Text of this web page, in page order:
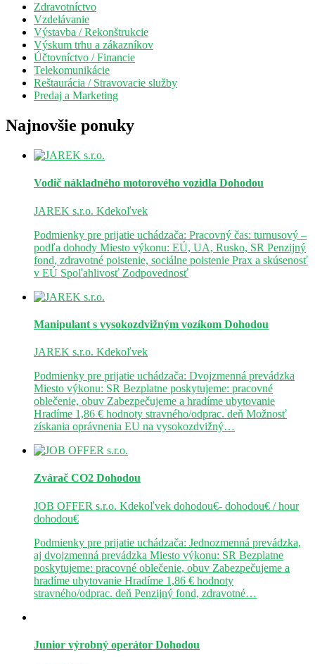
Zdravotníctvo
Vzdelávanie
Výstavba / Rekonštrukcie
Výskum trhu a zákazníkov
Účtovníctvo / Financie
Telekomunikácie
Reštaurácia / Stravovacie služby
Predaj a Marketing
Najnovšie ponuky
Vodič nákladného motorového vozidla Dohodou
JAREK s.r.o. Kdekoľvek
Podmienky pre prijatie uchádzača: Pracovný čas: turnusový –
podľa dohody Miesto výkonu: EÚ, UA, Rusko, SR Penzijný
fond, zdravotné poistenie, sociálne poistenie Prax a skúsenosť
v EÚ Spoľahlivosť Zodpovednosť
Manipulant s vysokozdvižným vozíkom Dohodou
JAREK s.r.o. Kdekoľvek
Podmienky pre prijatie uchádzača: Dvojzmenná prevádzka
Miesto výkonu: SR Bezplatne poskytujeme: pracovné
oblečenie, obuv Zabezpečujeme a hradíme ubytovanie
Hradíme 1,86 € hodnoty stravného/odprac. deň Možnosť
získania oprávnenia EU na vysokozdvižný…
Zvárač CO2 Dohodou
JOB OFFER s.r.o. Kdekoľvek dohodou€- dohodou€ / hour
dohodou€
Podmienky pre prijatie uchádzača: Jednozmenná prevádzka,
aj dvojzmenná prevádzka Miesto výkonu: SR Bezplatne
poskytujeme: pracovné oblečenie, obuv Zabezpečujeme a
hradíme ubytovanie Hradíme 1,86 € hodnoty
stravného/odprac. deň Penzijný fond, zdravotné…
Junior výrobný operátor Dohodou